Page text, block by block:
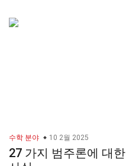
수학 분야 10 2월 2025
27 가지 범주론에 대한